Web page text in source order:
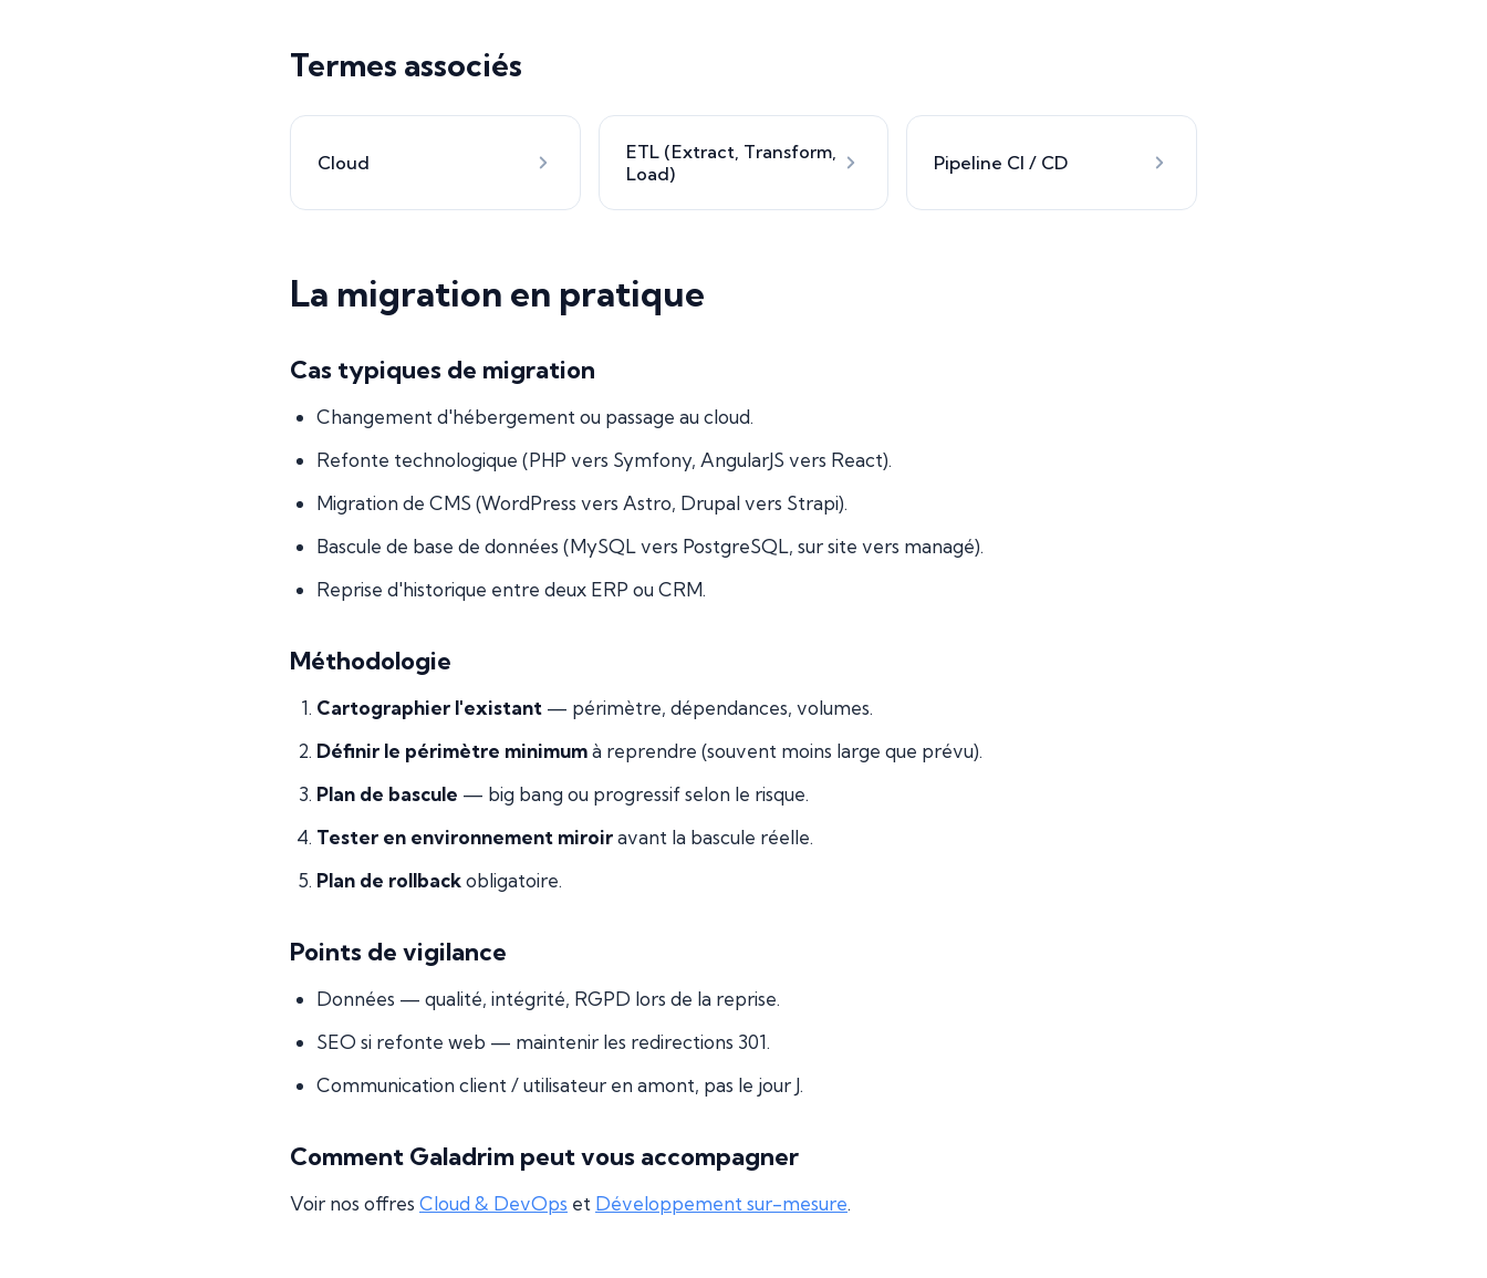
Termes associés
Cloud
ETL (Extract, Transform,
Load)
Pipeline CI / CD
La migration en pratique
Cas typiques de migration
Changement d'hébergement ou passage au cloud.
Refonte technologique (PHP vers Symfony, AngularJS vers React).
Migration de CMS (WordPress vers Astro, Drupal vers Strapi).
Bascule de base de données (MySQL vers PostgreSQL, sur site vers managé).
Reprise d'historique entre deux ERP ou CRM.
Méthodologie
Cartographier l'existant — périmètre, dépendances, volumes.
Définir le périmètre minimumà reprendre (souvent moins large que prévu).
Plan de bascule — big bang ou progressif selon le risque.
Tester en environnement miroiravant la bascule réelle.
Plan de rollbackobligatoire.
Points de vigilance
Données — qualité, intégrité, RGPD lors de la reprise.
SEO si refonte web — maintenir les redirections 301.
Communication client / utilisateur en amont, pas le jour J.
Comment Galadrim peut vous accompagner
Voir nos offres Cloud & DevOps et Développement sur-mesure.